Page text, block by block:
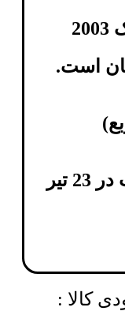
قیمت کفپوش کلاسیک 2003
است.
)
آخرین بروزرسانی قیمت در 23 تیر
کالا :